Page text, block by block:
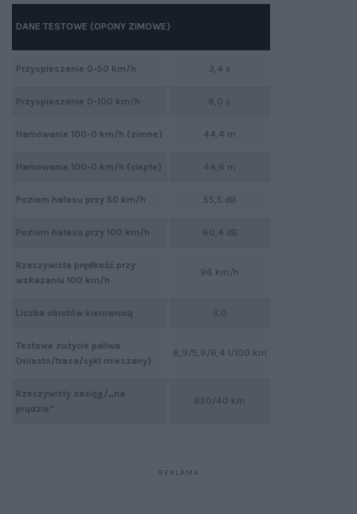
3,4 s
8,0 s
44,4 m
44,6 m
55,5 dB
60,4 dB
96 km/h
3,0
6,9/5,9/6,4 l/100 km
620/40 km
DANE TESTOWE (OPONY ZIMOWE)
Przyspieszenie 0-50 km/h
Przyspieszenie 0-100 km/h
Hamowanie 100-0 km/h (zimne)
Hamowanie 100-0 km/h (ciepłe)
Poziom hałasu przy 50 km/h
Poziom hałasu przy 100 km/h
Rzeczywista prędkość przy
wskazaniu 100 km/h
Liczba obrotów kierownicą
Testowe zużycie paliwa
(miasto/trasa/cykl mieszany)
Rzeczywisty zasięg/„na
prądzie”